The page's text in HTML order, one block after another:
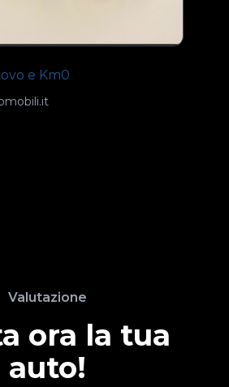
e Km0
Valutazione
ora la tua
auto!